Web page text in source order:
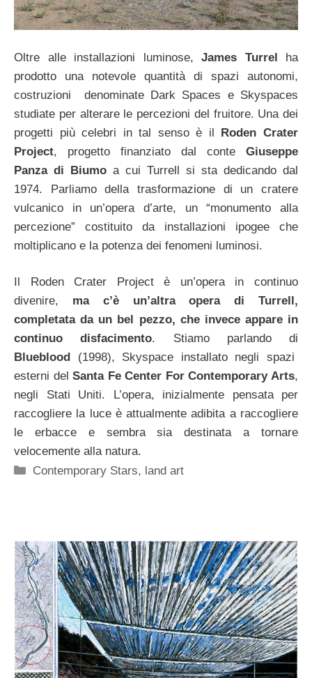
Oltre alle installazioni luminose, James Turrel ha
prodotto una notevole quantità di spazi autonomi,
costruzioni denominate Dark Spaces e Skyspaces
studiate per alterare le percezioni del fruitore. Una dei
progetti più celebri in tal senso è il Roden Crater
Project, progetto finanziato dal conte Giuseppe
Panza di Biumo a cui Turrell si sta dedicando dal
1974. Parliamo della trasformazione di un cratere
vulcanico in un’opera d’arte, un “monumento alla
percezione” costituito da installazioni ipogee che
moltiplicano e la potenza dei fenomeni luminosi.
Il Roden Crater Project è un’opera in continuo
divenire, ma c’è un’altra opera di Turrell,
completata da un bel pezzo, che invece appare in
continuo disfacimento. Stiamo parlando di
Blueblood (1998), Skyspace installato negli spazi
esterni delSanta Fe Center For Contemporary Arts,
negli Stati Uniti. L’opera, inizialmente pensata per
raccogliere la luce è attualmente adibita a raccogliere
le erbacce e sembra sia destinata a tornare
velocemente alla natura.
Categorie
Contemporary Stars, land art